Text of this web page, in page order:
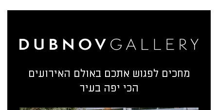
מחכים לפגוש אתכם באולם האירועים
הכי יפה בעיר